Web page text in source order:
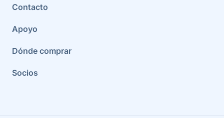
Contacto
Apoyo
Dónde comprar
Socios